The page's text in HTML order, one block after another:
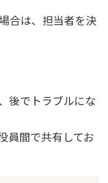
合は、担当者を決
後でトラブルにな
員間で共有してお